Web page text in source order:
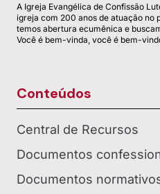
A Igreja Evangélica de Confissão
igreja com 200 anos de atuação no
temos abertura ecumênica e
Você é bem-vinda, você é bem-
Conteúdos
Central de Recursos
Documentos
Documentos